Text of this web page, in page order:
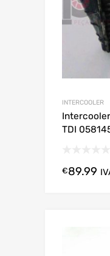
INTERCOOLER
TDI
€89.99